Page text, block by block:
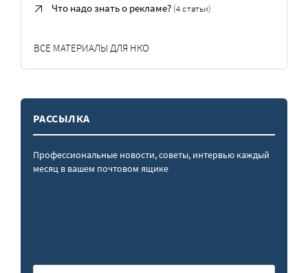
Что надо знать о рекламе? (4 статьи)
ВСЕ МАТЕРИАЛЫ ДЛЯ НКО
РАССЫЛКА
Профессиональные новости, советы, интервью каждый
месяц в вашем почтовом ящике